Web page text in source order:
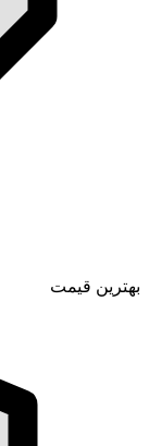
بهترین قیمت